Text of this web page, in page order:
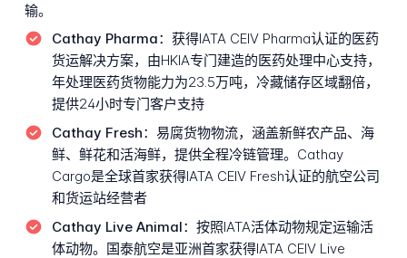
输。
Cathay Pharma： 获得IATA CEIV Pharma认证的医药
货运解决方案，由HKIA专门建造的医药处理中心支持，
年处理医药货物能力为23.5万吨，冷藏储存区域翻倍，
提供24小时专门客户支持
Cathay Fresh： 易腐货物物流，涵盖新鲜农产品、海
鲜、鲜花和活海鲜，提供全程冷链管理。Cathay
Cargo是全球首家获得IATA CEIV Fresh认证的航空公司
和货运站经营者
Cathay Live Animal： 按照IATA活体动物规定运输活
体动物。国泰航空是亚洲首家获得IATA CEIV Live